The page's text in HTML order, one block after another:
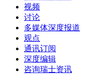
视频
讨论
多媒体深度报道
观点
通讯订阅
深度编辑
咨询瑞士资讯